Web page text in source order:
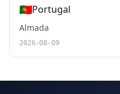
🇵🇹Portugal
Almada
2026-08-09